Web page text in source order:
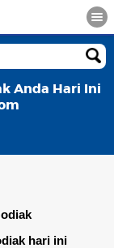
Anda Hari Ini
hari ini